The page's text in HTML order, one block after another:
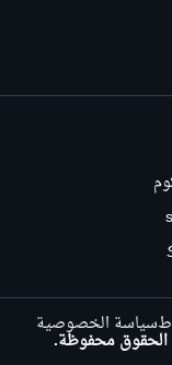
الحقوق محفوظة.
سياسة الخصوصية